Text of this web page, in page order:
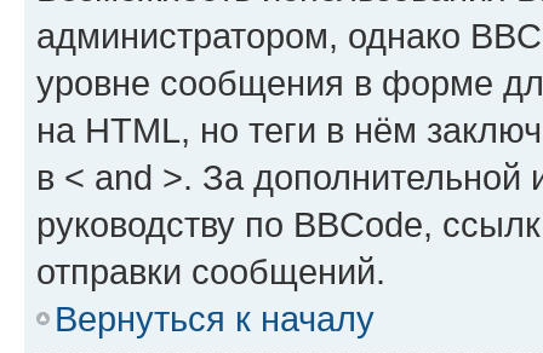
администратором, однако
уровне сообщения в форме
на HTML, но теги в нём
в < and >. За
руководству по BBCode,
отправки сообщений.
Вернуться к началу